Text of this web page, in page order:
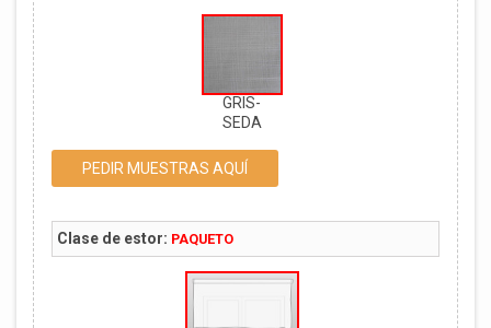
GRIS-
SEDA
PEDIR MUESTRAS AQUÍ
Clase de estor: PAQUETO